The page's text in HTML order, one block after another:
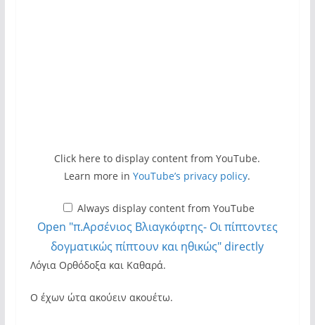
Display
"π.Αρσένιος
πίπτοντες
δογματικώς
και
Click here to display content from YouTube.
Learn more inYouTube’s privacy policy.
Always display content from YouTube
Open "π.Αρσένιος Βλιαγκόφτης- Οι πίπτοντες
δογματικώς πίπτουν και ηθικώς" directly
Λόγια Ορθόδοξα και Καθαρά.
Ο έχων ώτα ακούειν ακουέτω.